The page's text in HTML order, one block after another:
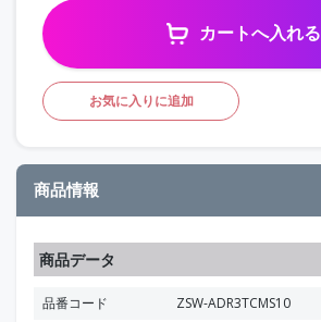
カートへ入れる
お気に入りに追加
商品情報
商品データ
品番コード
ZSW-ADR3TCMS10